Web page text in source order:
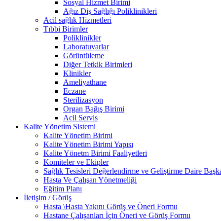
Sosyal Hizmet Birimi
Ağız Diş Sağlığı Poliklinikleri
Acil sağlık Hizmetleri
Tıbbi Birimler
Poliklinikler
Laboratuvarlar
Görüntüleme
Diğer Tetkik Birimleri
Klinikler
Ameliyathane
Eczane
Sterilizasyon
Organ Bağış Birimi
Acil Servis
Kalite Yönetim Sistemi
Kalite Yönetim Birimi
Kalite Yönetim Birimi Yapısı
Kalite Yönetm Birimi Faaliyetleri
Komiteler ve Ekipler
Sağlık Tesisleri Değerlendirme ve Geliştirme Daire
Hasta Ve Çalışan Yönetmeliği
Eğitim Planı
İletişim / Görüş
Hasta \Hasta Yakını Görüş ve Öneri Formu
Hastane Çalışanları İçin Öneri ve Görüş Formu